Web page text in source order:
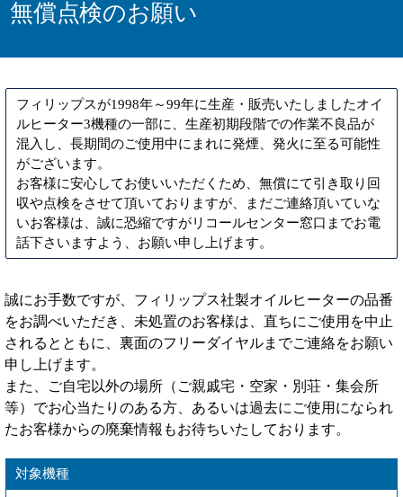
無償点検のお願い
フィリップスが1998年～99年に生産・販売いたしましたオイ
ルヒーター3機種の一部に、生産初期段階での作業不良品が
混入し、長期間のご使用中にまれに発煙、発火に至る可能性
がございます。
お客様に安心してお使いいただくため、無償にて引き取り回
収や点検をさせて頂いておりますが、まだご連絡頂いていな
いお客様は、誠に恐縮ですがリコールセンター窓口までお電
話下さいますよう、お願い申し上げます。
誠にお手数ですが、フィリップス社製オイルヒーターの品番
をお調べいただき、未処置のお客様は、直ちにご使用を中止
されるとともに、裏面のフリーダイヤルまでご連絡をお願い
申し上げます。
また、ご自宅以外の場所（ご親戚宅・空家・別荘・集会所
等）でお心当たりのある方、あるいは過去にご使用になられ
たお客様からの廃棄情報もお待ちいたしております。
対象機種